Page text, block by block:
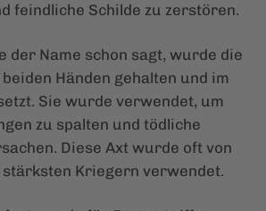
feindliche Schilde zu zerstören.
der Name schon sagt, wurde die
Händen gehalten und im
Sie wurde verwendet, um
zu spalten und tödliche
Diese Axt wurde oft von
Kriegern verwendet.